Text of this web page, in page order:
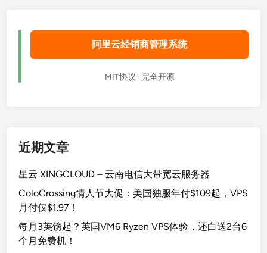
阿里云经销商管理系统
MIT协议 · 完全开源
近期文章
星云 XINGCLOUD – 云南电信大带宽云服务器
ColoCrossing情人节大促：美国独服年付$109起，VPS
月付仅$1.97！
每月3英镑起？英国VM6 Ryzen VPS体验，还白送2台6
个月免费机！